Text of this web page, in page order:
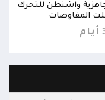
واشنطن للتحرك
المفاوضات